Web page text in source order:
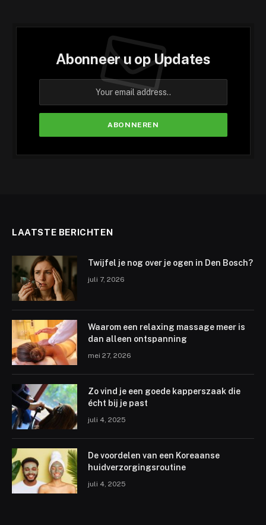
Abonneer u op Updates
LAATSTE BERICHTEN
Twijfel je nog over je ogen in Den Bosch?
juli 7, 2026
Waarom een relaxing massage meer is
dan alleen ontspanning
mei 27, 2026
Zo vind je een goede kapperszaak die
écht bij je past
juli 4, 2025
De voordelen van een Koreaanse
huidverzorgingsroutine
juli 4, 2025